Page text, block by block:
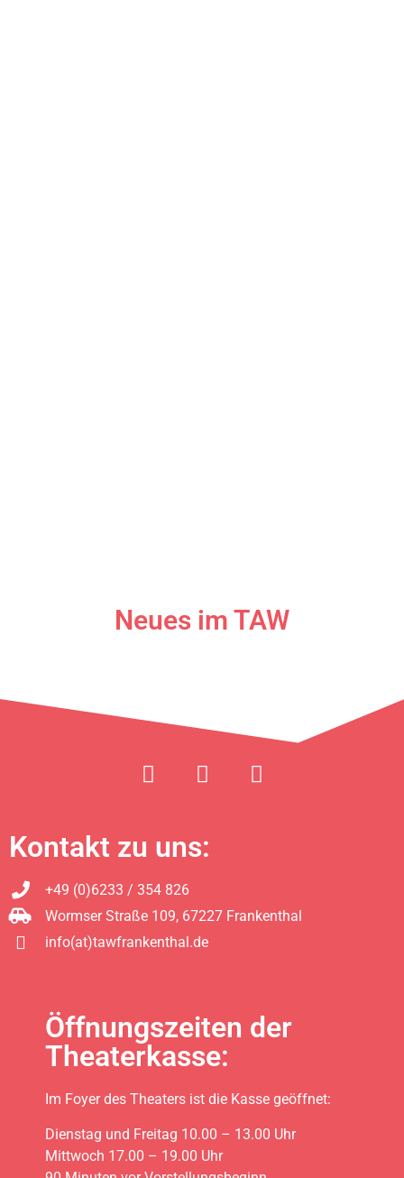
Neues im TAW
Öffnungszeiten der
Theaterkasse:
Im Foyer des Theaters ist die Kasse geöffnet:
Dienstag und Freitag 10.00 – 13.00 Uhr
Mittwoch 17.00 – 19.00 Uhr
Kontakt zu uns:
+49 (0)6233 / 354 826
Wormser Straße 109, 67227 Frankenthal
info(at)tawfrankenthal.de